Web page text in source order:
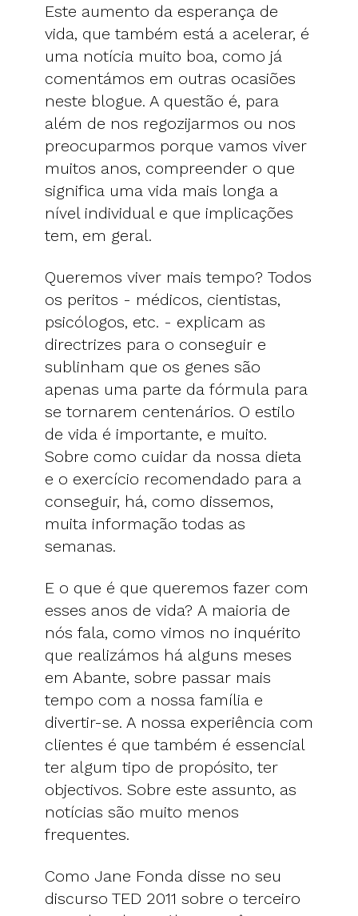
Este aumento da esperança de
vida, que também está a acelerar, é
uma notícia muito boa, como já
comentámos em outras ocasiões
neste blogue. A questão é, para
além de nos regozijarmos ou nos
preocuparmos porque vamos viver
muitos anos, compreender o que
significa uma vida mais longa a
nível individual e que implicações
tem, em geral.
Queremos viver mais tempo? Todos
os peritos - médicos, cientistas,
psicólogos, etc. - explicam as
directrizes para o conseguir e
sublinham que os genes são
apenas uma parte da fórmula para
se tornarem centenários. O estilo
de vida é importante, e muito.
Sobre como cuidar da nossa dieta
e o exercício recomendado para a
conseguir, há, como dissemos,
muita informação todas as
semanas.
E o que é que queremos fazer com
esses anos de vida? A maioria de
nós fala, como vimos no inquérito
que realizámos há alguns meses
em Abante, sobre passar mais
tempo com a nossa família e
divertir-se. A nossa experiência com
clientes é que também é essencial
ter algum tipo de propósito, ter
objectivos. Sobre este assunto, as
notícias são muito menos
frequentes.
Como Jane Fonda disse no seu
discurso TED 2011 sobre o terceiro